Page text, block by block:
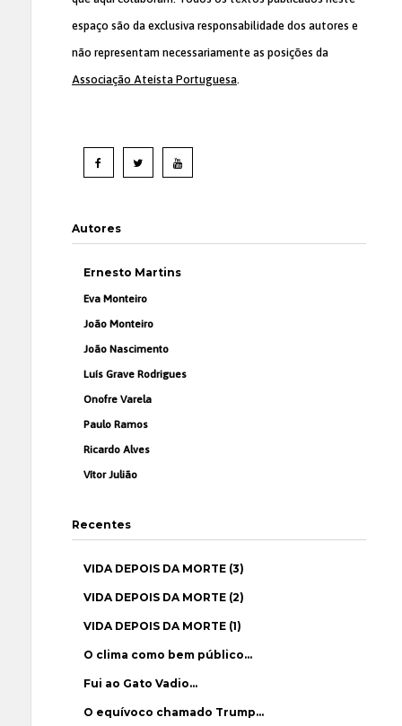
espaço são da exclusiva responsabilidade dos autores e
não representam necessariamente as posições da
Associação Ateísta Portuguesa.
Autores
Ernesto Martins
Eva Monteiro
João Monteiro
João Nascimento
Luís Grave Rodrigues
Onofre Varela
Paulo Ramos
Ricardo Alves
Vítor Julião
Recentes
VIDA DEPOIS DA MORTE (3)
VIDA DEPOIS DA MORTE (2)
VIDA DEPOIS DA MORTE (1)
O clima como bem público…
Fui ao Gato Vadio…
O equívoco chamado Trump…